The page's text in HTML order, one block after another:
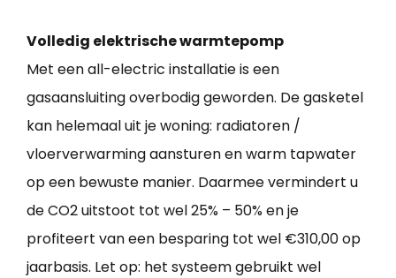
Volledig elektrische warmtepomp
Met een all-electric installatie is een
gasaansluiting overbodig geworden. De gasketel
kan helemaal uit je woning: radiatoren /
vloerverwarming aansturen en warm tapwater
op een bewuste manier. Daarmee vermindert u
de CO2 uitstoot tot wel 25% – 50% en je
profiteert van een besparing tot wel €310,00 op
jaarbasis. Let op: het systeem gebruikt wel